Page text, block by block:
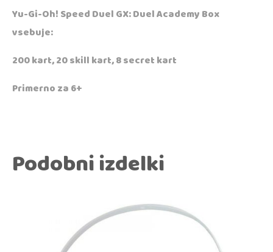
Yu-Gi-Oh! Speed Duel GX: Duel Academy Box
vsebuje:
200 kart, 20 skill kart, 8 secret kart
Primerno za 6+
Podobni izdelki